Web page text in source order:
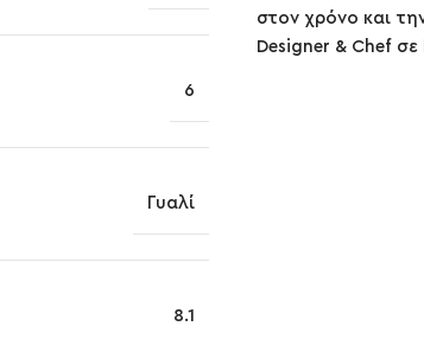
6
Γυαλί
8.1
στον χρόνο και
Designer & Chef